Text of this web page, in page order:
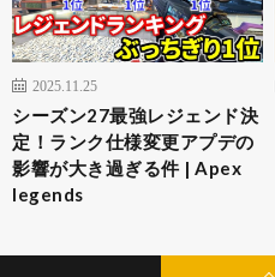
2025.11.25
シーズン27最強レジェンド決
定！ランク仕様変更アプデの
影響が大き過ぎる件 | Apex
legends